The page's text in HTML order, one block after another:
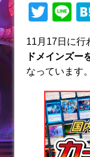
T
itt
er
Li
e
11月17日に行
ドメインズー
なっています。